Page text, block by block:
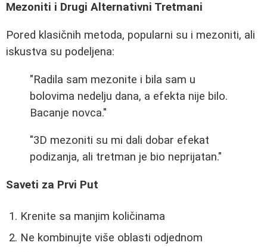
Mezoniti i Drugi Alternativni Tretmani
Pored klasičnih metoda, popularni su i mezoniti, ali
iskustva su podeljena:
"Radila sam mezonite i bila sam u
bolovima nedelju dana, a efekta nije bilo.
Bacanje novca."
"3D mezoniti su mi dali dobar efekat
podizanja, ali tretman je bio neprijatan."
Saveti za Prvi Put
Krenite sa manjim količinama
Ne kombinujte više oblasti odjednom